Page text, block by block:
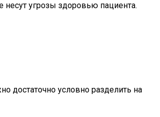
несут угрозы здоровью пациента.
достаточно условно разделить на